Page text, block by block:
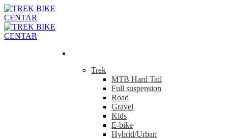
Trek
MTB Hard Tail
Full suspension
Road
Gravel
Kids
E-bike
Hybrid/Urban